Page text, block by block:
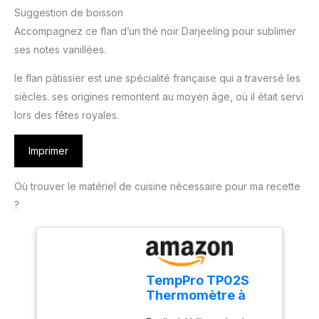
Suggestion de boisson
Accompagnez ce flan d’un thé noir Darjeeling pour sublimer
ses notes vanillées.
le flan pâtissier est une spécialité française qui a traversé les
siècles. ses origines remontent au moyen âge, où il était servi
lors des fêtes royales.
Imprimer
Où trouver le matériel de cuisine nécessaire pour ma recette
?
TempPro TP02S
Thermomètre à